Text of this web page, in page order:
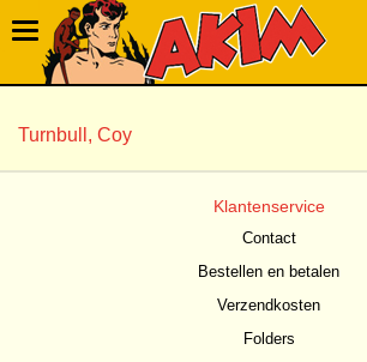
Turnbull, Coy
Klantenservice
Contact
Bestellen en betalen
Verzendkosten
Folders